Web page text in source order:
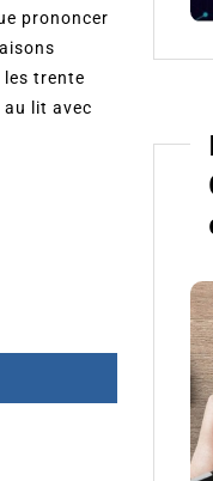
prononcer
les trente
au lit avec